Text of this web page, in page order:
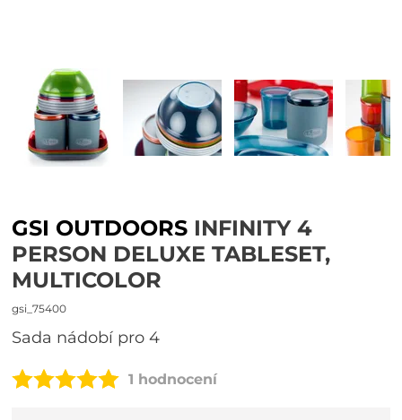
GSI OUTDOORS INFINITY 4
PERSON DELUXE TABLESET,
MULTICOLOR
gsi_75400
sada nádobí pro 4
1 hodnocení